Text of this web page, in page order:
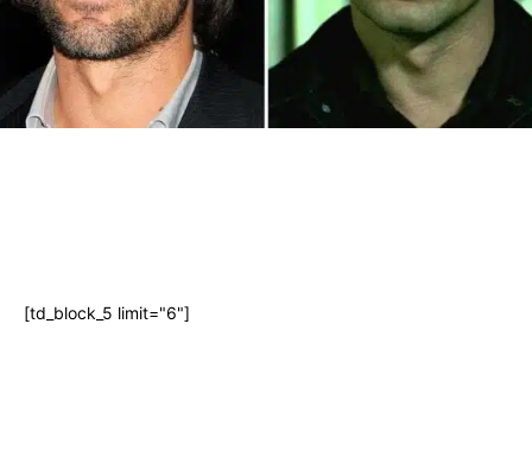
[td_block_5 limit="6"]